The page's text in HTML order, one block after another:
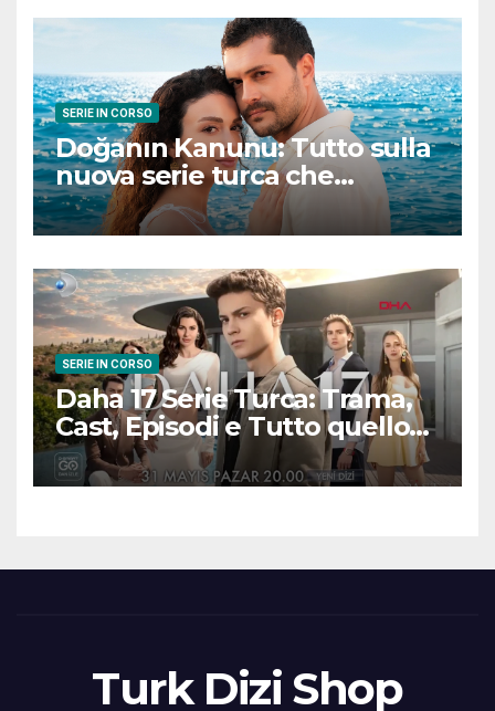
SERIE IN CORSO
Doğanın Kanunu: Tutto sulla
nuova serie turca che
promette emozioni e colpi di
scena
SERIE IN CORSO
Daha 17 Serie Turca: Trama,
Cast, Episodi e Tutto quello
che Devi Sapere
Turk Dizi Shop